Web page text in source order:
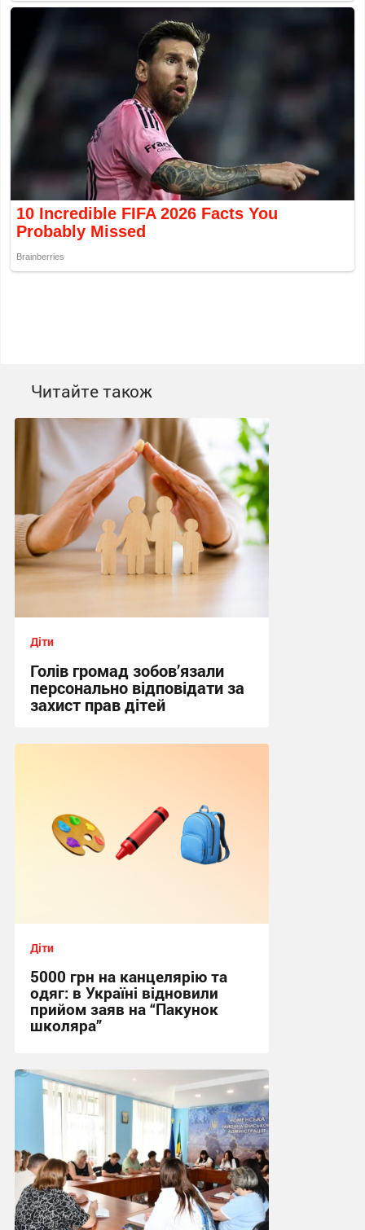
Читайте також
Діти
Голів громад зобов’язали
персонально відповідати за
захист прав дітей
Діти
5000 грн на канцелярію та
одяг: в Україні відновили
прийом заяв на “Пакунок
школяра”
10:00, 4.08.2026